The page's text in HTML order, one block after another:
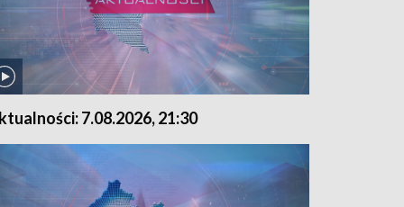
7.08.2026, 21:30